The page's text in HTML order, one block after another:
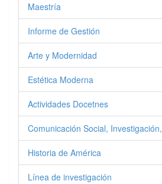
Maestría
Informe de Gestión
Arte y Modernidad
Estética Moderna
Actividades Docetnes
Comunicación Social, Investigación,
Historia de América
Línea de investigación